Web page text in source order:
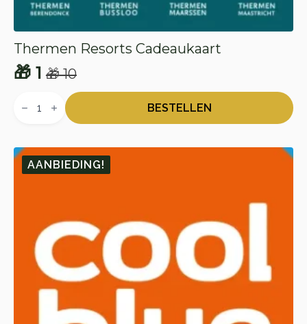
Thermen Resorts Cadeaukaart
🎁10
Oorspronkelijke
prijs
🎁 10.
🎁 1
Huidige
prijs
🎁 1.
Resorts
Cadeaukaart
BESTELLEN
AANBIEDING!